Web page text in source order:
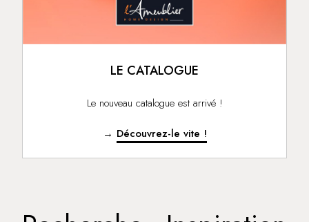
LE CATALOGUE
Le nouveau catalogue est arrivé !
→ Découvrez-le vite !